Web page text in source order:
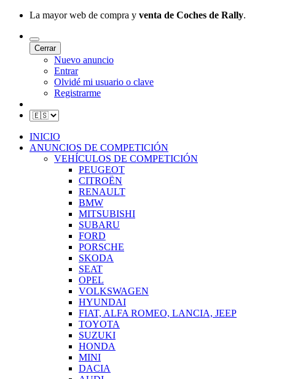
La mayor web de compra y venta de Coches de Rally.
Cerrar
Nuevo anuncio
Entrar
Olvidé mi usuario o clave
Registrarme
INICIO
ANUNCIOS DE COMPETICIÓN
VEHÍCULOS DE COMPETICIÓN
PEUGEOT
CITROËN
RENAULT
BMW
MITSUBISHI
SUBARU
FORD
PORSCHE
SKODA
SEAT
OPEL
VOLKSWAGEN
HYUNDAI
FIAT, ALFA ROMEO, LANCIA, JEEP
TOYOTA
SUZUKI
HONDA
MINI
DACIA